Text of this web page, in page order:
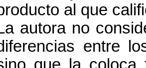
al que
autora no
entre